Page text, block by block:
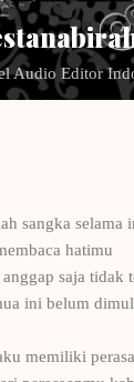
ke
Audio Editor
sangka selama
hatimu
saja tidak
ini belum
memiliki